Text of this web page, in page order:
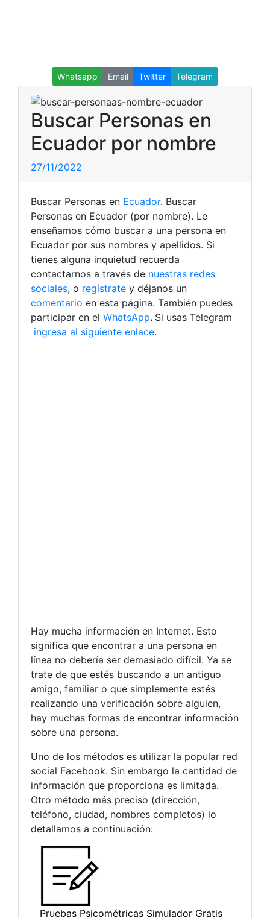
Whatsapp Email Twitter Telegram
Buscar Personas en
Ecuador por nombre
27/11/2022
Buscar Personas en Ecuador. Buscar
Personas en Ecuador (por nombre). Le
enseñamos cómo buscar a una persona en
Ecuador por sus nombres y apellidos. Si
tienes alguna inquietud recuerda
contactarnos a través de nuestras redes
sociales, o regístrate y déjanos un
comentario en esta página. También puedes
participar en el WhatsApp. Si usas Telegram
ingresa al siguiente enlace.
Hay mucha información en Internet. Esto
significa que encontrar a una persona en
línea no debería ser demasiado difícil. Ya se
trate de que estés buscando a un antiguo
amigo, familiar o que simplemente estés
realizando una verificación sobre alguien,
hay muchas formas de encontrar información
sobre una persona.
Uno de los métodos es utilizar la popular red
social Facebook. Sin embargo la cantidad de
información que proporciona es limitada.
Otro método más preciso (dirección,
teléfono, ciudad, nombres completos) lo
detallamos a continuación: